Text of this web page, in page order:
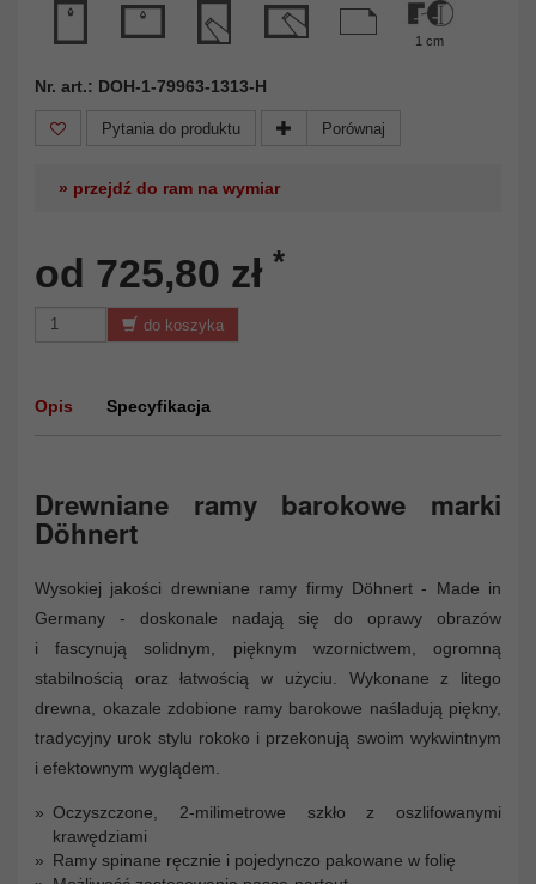
1 cm
Nr. art.: DOH-1-79963-1313-H
Pytania do produktu Porównaj
» przejdź do ram na wymiar
od 725,80 zł *
do koszyka
Opis Specyfikacja
Drewniane ramy barokowe marki
Döhnert
Wysokiej jakości drewniane ramy firmy Döhnert - Made in
Germany - doskonale nadają się do oprawy obrazów
i fascynują solidnym, pięknym wzornictwem, ogromną
stabilnością oraz łatwością w użyciu. Wykonane z litego
drewna, okazale zdobione ramy barokowe naśladują piękny,
tradycyjny urok stylu rokoko i przekonują swoim wykwintnym
i efektownym wyglądem.
Oczyszczone, 2-milimetrowe szkło z oszlifowanymi
krawędziami
Ramy spinane ręcznie i pojedynczo pakowane w folię